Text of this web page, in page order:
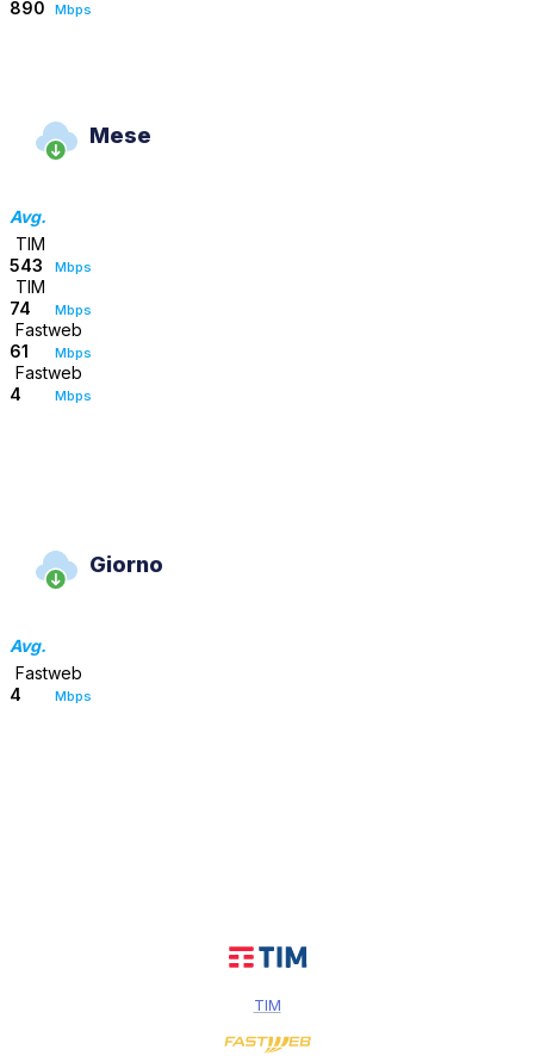
890 Mbps
Mese
Avg.
TIM
543
Mbps
TIM
74
Mbps
Fastweb
61
Mbps
Fastweb
4
Mbps
Giorno
Avg.
Fastweb
4
Mbps
TIM